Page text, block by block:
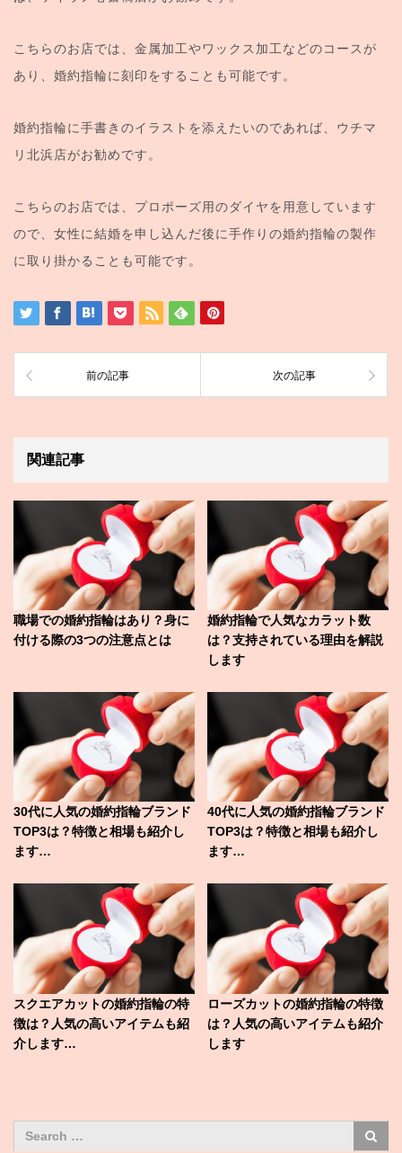
こちらのお店では、金属加工やワックス加工などのコースが
あり、婚約指輪に刻印をすることも可能です。
婚約指輪に手書きのイラストを添えたいのであれば、ウチマ
リ北浜店がお勧めです。
こちらのお店では、プロポーズ用のダイヤを用意しています
ので、女性に結婚を申し込んだ後に手作りの婚約指輪の製作
に取り掛かることも可能です。
前の記事 次の記事
関連記事
職場での婚約指輪はあり？身に
付ける際の3つの注意点とは
婚約指輪で人気なカラット数
は？支持されている理由を解説
します
30代に人気の婚約指輪ブランド
TOP3は？特徴と相場も紹介し
ます…
40代に人気の婚約指輪ブランド
TOP3は？特徴と相場も紹介し
ます…
スクエアカットの婚約指輪の特
徴は？人気の高いアイテムも紹
介します…
ローズカットの婚約指輪の特徴
は？人気の高いアイテムも紹介
します